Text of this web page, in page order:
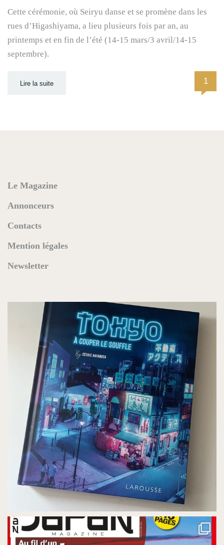
Cette cérémonie, où Seiryu danse et se promène dans les
rues d’Higashiyama, a lieu plusieurs fois par an, au
printemps et en fin de l’été (14-15 mars/3 avril/14-15
septembre).
Lire la suite 1
Le Magazine
Annonceurs
Contacts
Mention légales
Newsletter